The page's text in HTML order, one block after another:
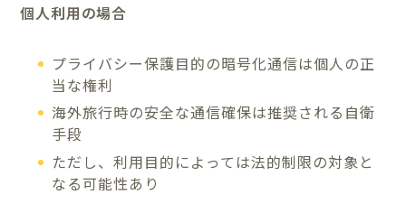
個人利用の場合
プライバシー保護目的の暗号化通信は個人の正
当な権利
海外旅行時の安全な通信確保は推奨される自衛
手段
ただし、利用目的によっては法的制限の対象と
なる可能性あり